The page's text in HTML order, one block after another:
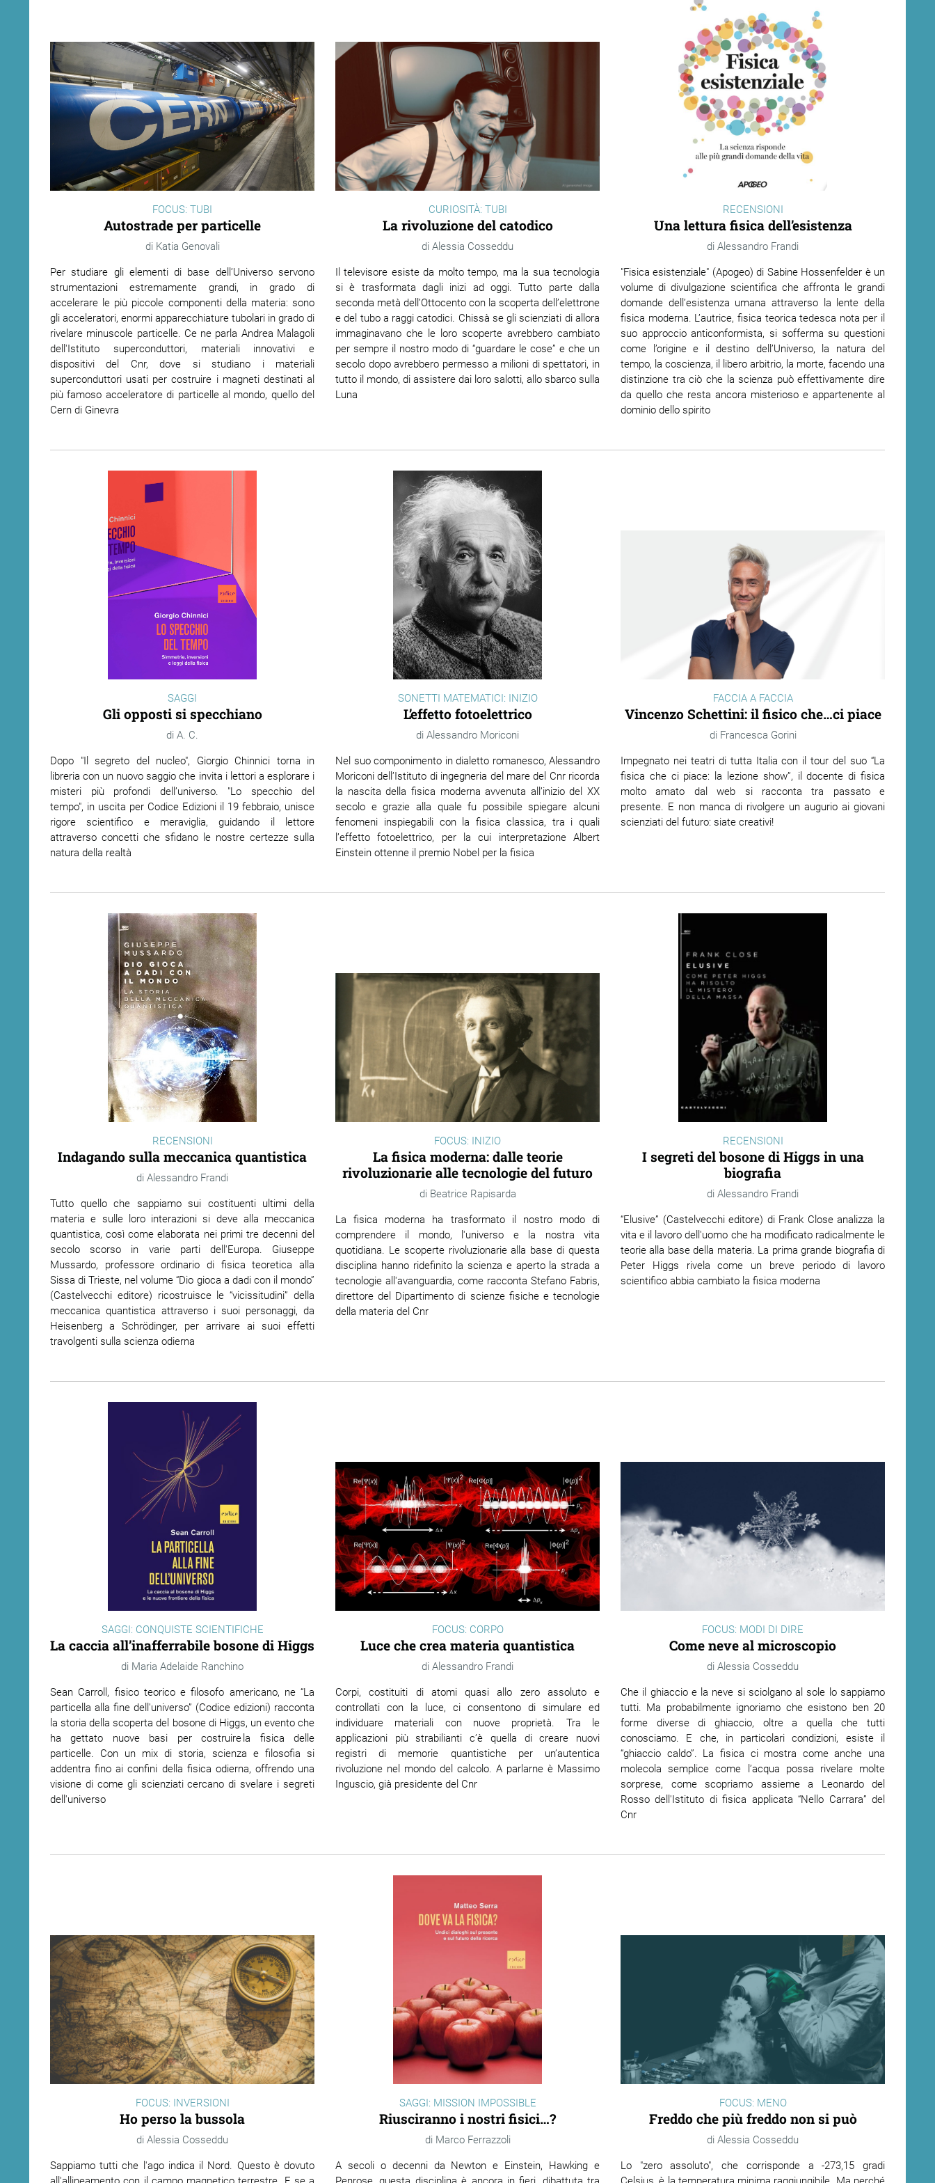
FOCUS: TUBI
Autostrade per particelle
Katia Genovali
Per studiare gli elementi di base dell’Universo servono
strumentazioni estremamente grandi, in grado di
accelerare le più piccole componenti della materia: sono
gli acceleratori, enormi apparecchiature tubolari in grado di
rivelare minuscole particelle. Ce ne parla Andrea Malagoli
dell'Istituto superconduttori, materiali innovativi e
dispositivi del Cnr, dove si studiano i materiali
superconduttori usati per costruire i magneti destinati al
più famoso acceleratore di particelle al mondo, quello del
Cern di Ginevra
CURIOSITÀ: TUBI
La rivoluzione del catodico
Alessia Cosseddu
Il televisore esiste da molto tempo, ma la sua tecnologia
si è trasformata dagli inizi ad oggi. Tutto parte dalla
seconda metà dell’Ottocento con la scoperta dell’elettrone
e del tubo a raggi catodici. Chissà se gli scienziati di allora
immaginavano che le loro scoperte avrebbero cambiato
per sempre il nostro modo di “guardare le cose” e che un
secolo dopo avrebbero permesso a milioni di spettatori, in
tutto il mondo, di assistere dai loro salotti, allo sbarco sulla
Luna
RECENSIONI
Una lettura fisica dell’esistenza
Alessandro Frandi
"Fisica esistenziale" (Apogeo) di Sabine Hossenfelder è un
volume di divulgazione scientifica che affronta le grandi
domande dell’esistenza umana attraverso la lente della
fisica moderna. L’autrice, fisica teorica tedesca nota per il
suo approccio anticonformista, si sofferma su questioni
come l’origine e il destino dell’Universo, la natura del
tempo, la coscienza, il libero arbitrio, la morte, facendo una
distinzione tra ciò che la scienza può effettivamente dire
da quello che resta ancora misterioso e appartenente al
dominio dello spirito
SAGGI
Gli opposti si specchiano
A. C.
Dopo "Il segreto del nucleo", Giorgio Chinnici torna in
libreria con un nuovo saggio che invita i lettori a esplorare i
misteri più profondi dell’universo. "Lo specchio del
tempo", in uscita per Codice Edizioni il 19 febbraio, unisce
rigore scientifico e meraviglia, guidando il lettore
attraverso concetti che sfidano le nostre certezze sulla
natura della realtà
SONETTI MATEMATICI: INIZIO
L’effetto fotoelettrico
Alessandro Moriconi
Nel suo componimento in dialetto romanesco, Alessandro
Moriconi dell’Istituto di ingegneria del mare del Cnr ricorda
la nascita della fisica moderna avvenuta all’inizio del XX
secolo e grazie alla quale fu possibile spiegare alcuni
fenomeni inspiegabili con la fisica classica, tra i quali
l’effetto fotoelettrico, per la cui interpretazione Albert
Einstein ottenne il premio Nobel per la fisica
FACCIA A FACCIA
Vincenzo Schettini: il fisico che…ci piace
Francesca Gorini
Impegnato nei teatri di tutta Italia con il tour del suo “La
fisica che ci piace: la lezione show”, il docente di fisica
molto amato dal web si racconta tra passato e
presente. E non manca di rivolgere un augurio ai giovani
scienziati del futuro: siate creativi!
RECENSIONI
Indagando sulla meccanica quantistica
Alessandro Frandi
Tutto quello che sappiamo sui costituenti ultimi della
materia e sulle loro interazioni si deve alla meccanica
quantistica, così come elaborata nei primi tre decenni del
secolo scorso in varie parti dell'Europa. Giuseppe
Mussardo, professore ordinario di fisica teoretica alla
Sissa di Trieste, nel volume “Dio gioca a dadi con il mondo”
(Castelvecchi editore) ricostruisce le “vicissitudini” della
meccanica quantistica attraverso i suoi personaggi, da
Heisenberg a Schrödinger, per arrivare ai suoi effetti
travolgenti sulla scienza odierna
FOCUS: INIZIO
La fisica moderna: dalle teorie
rivoluzionarie alle tecnologie del futuro
Beatrice Rapisarda
La fisica moderna ha trasformato il nostro modo di
comprendere il mondo, l'universo e la nostra vita
quotidiana. Le scoperte rivoluzionarie alla base di questa
disciplina hanno ridefinito la scienza e aperto la strada a
tecnologie all'avanguardia, come racconta Stefano Fabris,
direttore del Dipartimento di scienze fisiche e tecnologie
della materia del Cnr
RECENSIONI
I segreti del bosone di Higgs in una
biografia
Alessandro Frandi
“Elusive” (Castelvecchi editore) di Frank Close analizza la
vita e il lavoro dell'uomo che ha modificato radicalmente le
teorie alla base della materia. La prima grande biografia di
Peter Higgs rivela come un breve periodo di lavoro
scientifico abbia cambiato la fisica moderna
SAGGI: CONQUISTE SCIENTIFICHE
La caccia all’inafferrabile bosone di Higgs
Maria Adelaide Ranchino
Sean Carroll, fisico teorico e filosofo americano, ne “La
particella alla fine dell'universo” (Codice edizioni) racconta
la storia della scoperta del bosone di Higgs, un evento che
ha gettato nuove basi per costruire la fisica delle
particelle. Con un mix di storia, scienza e filosofia si
addentra fino ai confini della fisica odierna, offrendo una
visione di come gli scienziati cercano di svelare i segreti
dell'universo
FOCUS: CORPO
Luce che crea materia quantistica
Alessandro Frandi
Corpi, costituiti di atomi quasi allo zero assoluto e
controllati con la luce, ci consentono di simulare ed
individuare materiali con nuove proprietà. Tra le
applicazioni più strabilianti c’è quella di creare nuovi
registri di memorie quantistiche per un’autentica
rivoluzione nel mondo del calcolo. A parlarne è Massimo
Inguscio, già presidente del Cnr
FOCUS: MODI DI DIRE
Come neve al microscopio
Alessia Cosseddu
Che il ghiaccio e la neve si sciolgano al sole lo sappiamo
tutti. Ma probabilmente ignoriamo che esistono ben 20
forme diverse di ghiaccio, oltre a quella che tutti
conosciamo. E che, in particolari condizioni, esiste il
“ghiaccio caldo”. La fisica ci mostra come anche una
molecola semplice come l’acqua possa rivelare molte
sorprese, come scopriamo assieme a Leonardo del
Rosso dell'Istituto di fisica applicata “Nello Carrara” del
Cnr
FOCUS: INVERSIONI
Ho perso la bussola
Alessia Cosseddu
Sappiamo tutti che l'ago indica il Nord. Questo è dovuto
SAGGI: MISSION IMPOSSIBLE
Riusciranno i nostri fisici…?
Marco Ferrazzoli
A secoli o decenni da Newton e Einstein, Hawking e
FOCUS: MENO
Freddo che più freddo non si può
Alessia Cosseddu
Lo "zero assoluto", che corrisponde a -273,15 gradi